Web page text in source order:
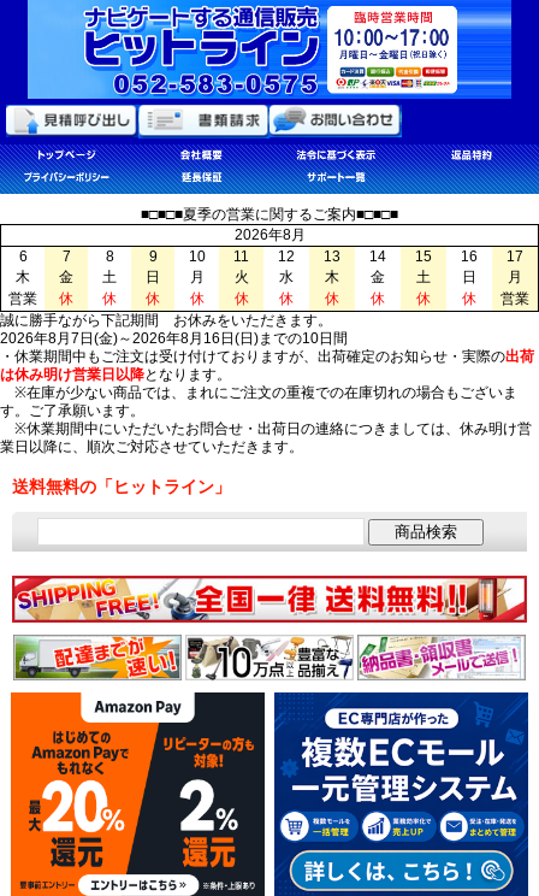
■□■□■夏季の営業に関するご案内■□■□■
2026年8月
6
7 8 9 10 11 12 13 14 15 16
17
木
金 土 日 月 火 水 木 金 土 日
月
営業
休 休 休 休 休 休 休 休 休 休
営業
誠に勝手ながら下記期間 お休みをいただきます。
2026年8月7日(金)～2026年8月16日(日)までの10日間
・休業期間中もご注文は受け付けておりますが、出荷確定のお知らせ・実際の出荷
は休み明け営業日以降となります。
※在庫が少ない商品では、まれにご注文の重複での在庫切れの場合もございま
す。ご了承願います。
※休業期間中にいただいたお問合せ・出荷日の連絡につきましては、休み明け営
業日以降に、順次ご対応させていただきます。
送料無料の「ヒットライン」